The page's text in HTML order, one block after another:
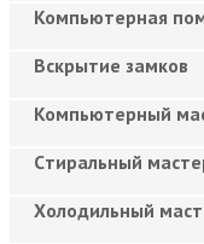
Компьютерная
Вскрытие замков
Компьютерный
Cтиральный
Холодильный